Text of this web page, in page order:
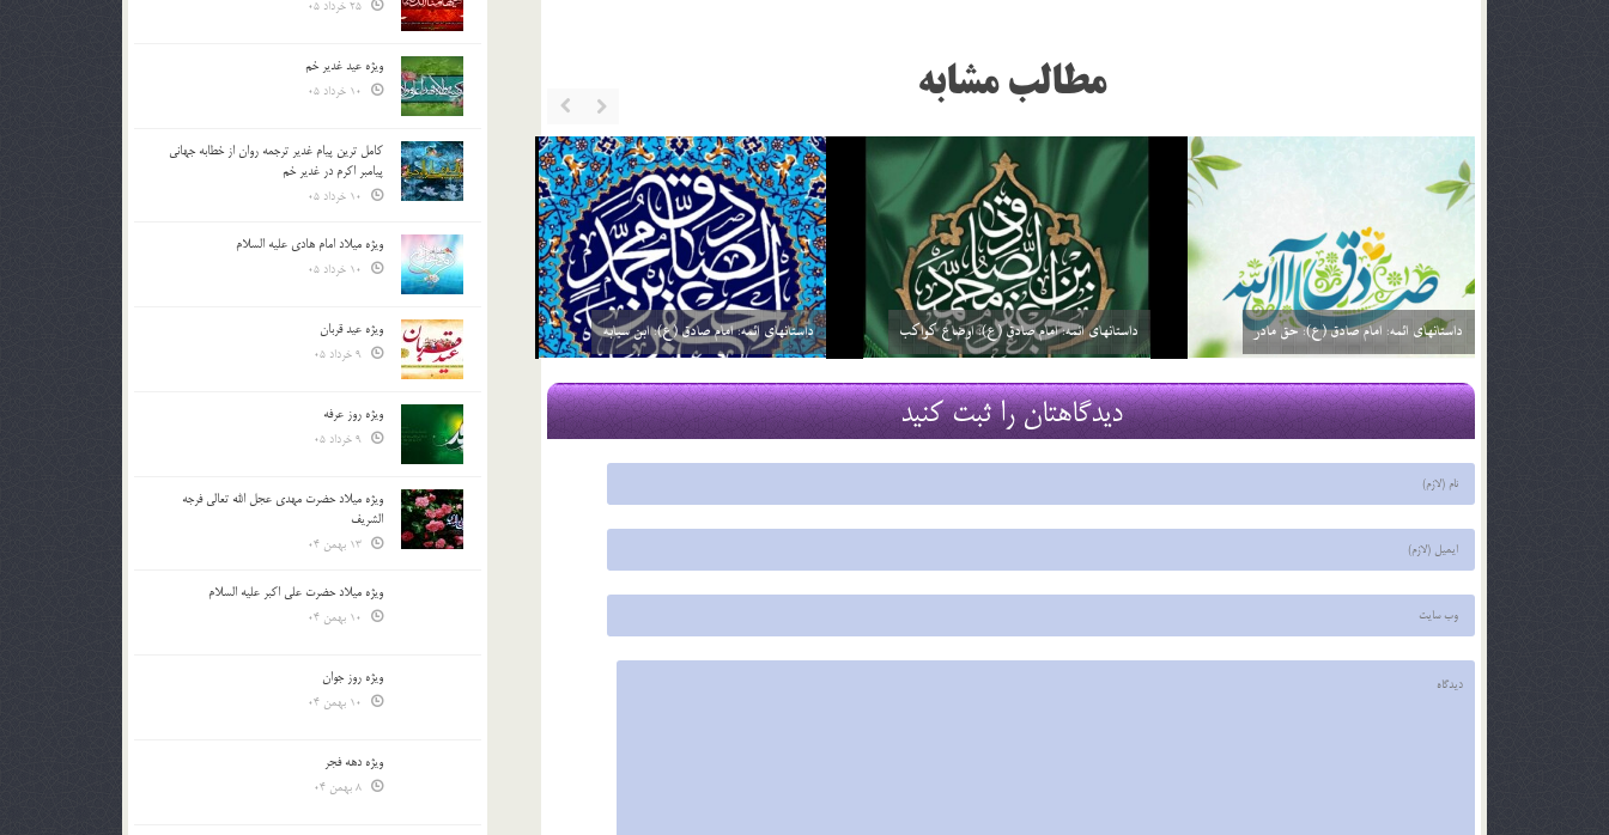
مطالب مشابه
داستانهای ائمه: امام صادق (ع): خیارفروش
29 اسفند 03
داستان های ائمه: امام صادق (ع): گره گشائی
29 اسفند 03
داستانهای ائمه: امام صادق (ع): توحید مفضل
21 مرداد 03
دیدگاهتان را ثبت کنید
ویژه عید غدیر خم
کامل ترین پیام غدیر ترجمه روان از خطابه جهانی
پیامبر اکرم در غدیر خم
ویژه میلاد امام هادی علیه السلام
ویژه عید قربان
ویژه روز عرفه
ویژه میلاد حضرت مهدی عجل الله تعالی فرجه
الشريف
ویژه میلاد حضرت علی اکبر علیه السلام
ویژه روز جوان
ویژه دهه فجر